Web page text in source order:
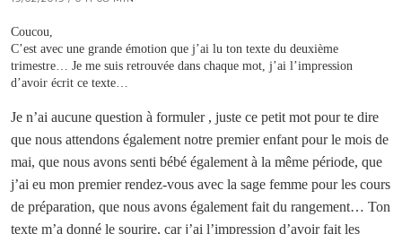
Coucou,
C’est avec une grande émotion que j’ai lu ton texte du deuxième
trimestre… Je me suis retrouvée dans chaque mot, j’ai l’impression
d’avoir écrit ce texte…
Je n’ai aucune question à formuler , juste ce petit mot pour te dire
que nous attendons également notre premier enfant pour le mois de
mai, que nous avons senti bébé également à la même période, que
j’ai eu mon premier rendez-vous avec la sage femme pour les cours
de préparation, que nous avons également fait du rangement… Ton
texte m’a donné le sourire, car j’ai l’impression d’avoir fait les